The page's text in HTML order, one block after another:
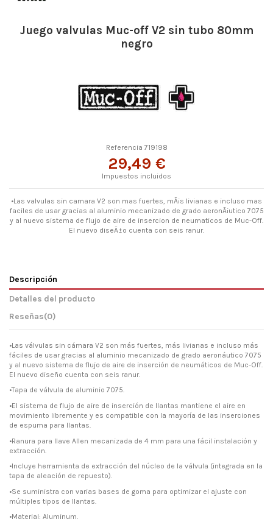
Juego valvulas Muc-off V2 sin tubo 80mm
negro
Referencia 719198
29,49 €
Impuestos incluidos
•Las valvulas sin camara V2 son mas fuertes, mÃ¡s livianas e incluso mas
faciles de usar gracias al aluminio mecanizado de grado aeronÃ¡utico 7075
y al nuevo sistema de flujo de aire de insercion de neumaticos de Muc-Off.
El nuevo diseÃ±o cuenta con seis ranur.
Descripción
Detalles del producto
Reseñas(0)
•Las válvulas sin cámara V2 son más fuertes, más livianas e incluso más
fáciles de usar gracias al aluminio mecanizado de grado aeronáutico 7075
y al nuevo sistema de flujo de aire de inserción de neumáticos de Muc-Off.
El nuevo diseño cuenta con seis ranur.
•Tapa de válvula de aluminio 7075.
•El sistema de flujo de aire de inserción de llantas mantiene el aire en
movimiento libremente y es compatible con la mayoría de las inserciones
de espuma para llantas.
•Ranura para llave Allen mecanizada de 4 mm para una fácil instalación y
extracción.
•Incluye herramienta de extracción del núcleo de la válvula (integrada en la
tapa de aleación de repuesto).
•Se suministra con varias bases de goma para optimizar el ajuste con
múltiples tipos de llantas.
•Material: Aluminum.